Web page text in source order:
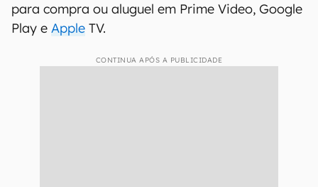
para compra ou aluguel em Prime Video, Google
Play e Apple TV.
CONTINUA APÓS A PUBLICIDADE